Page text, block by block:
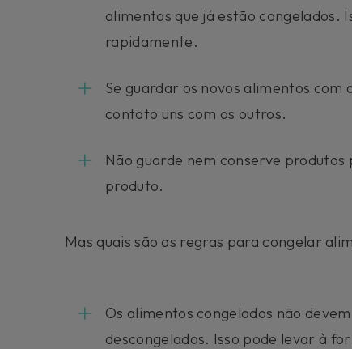
alimentos que já estão
rapidamente.
Se guardar os novos alimentos
contato uns com os outros.
Não guarde nem conserve
produto.
Mas quais são as regras para congelar
Os alimentos congelados não
descongelados. Isso pode levar à